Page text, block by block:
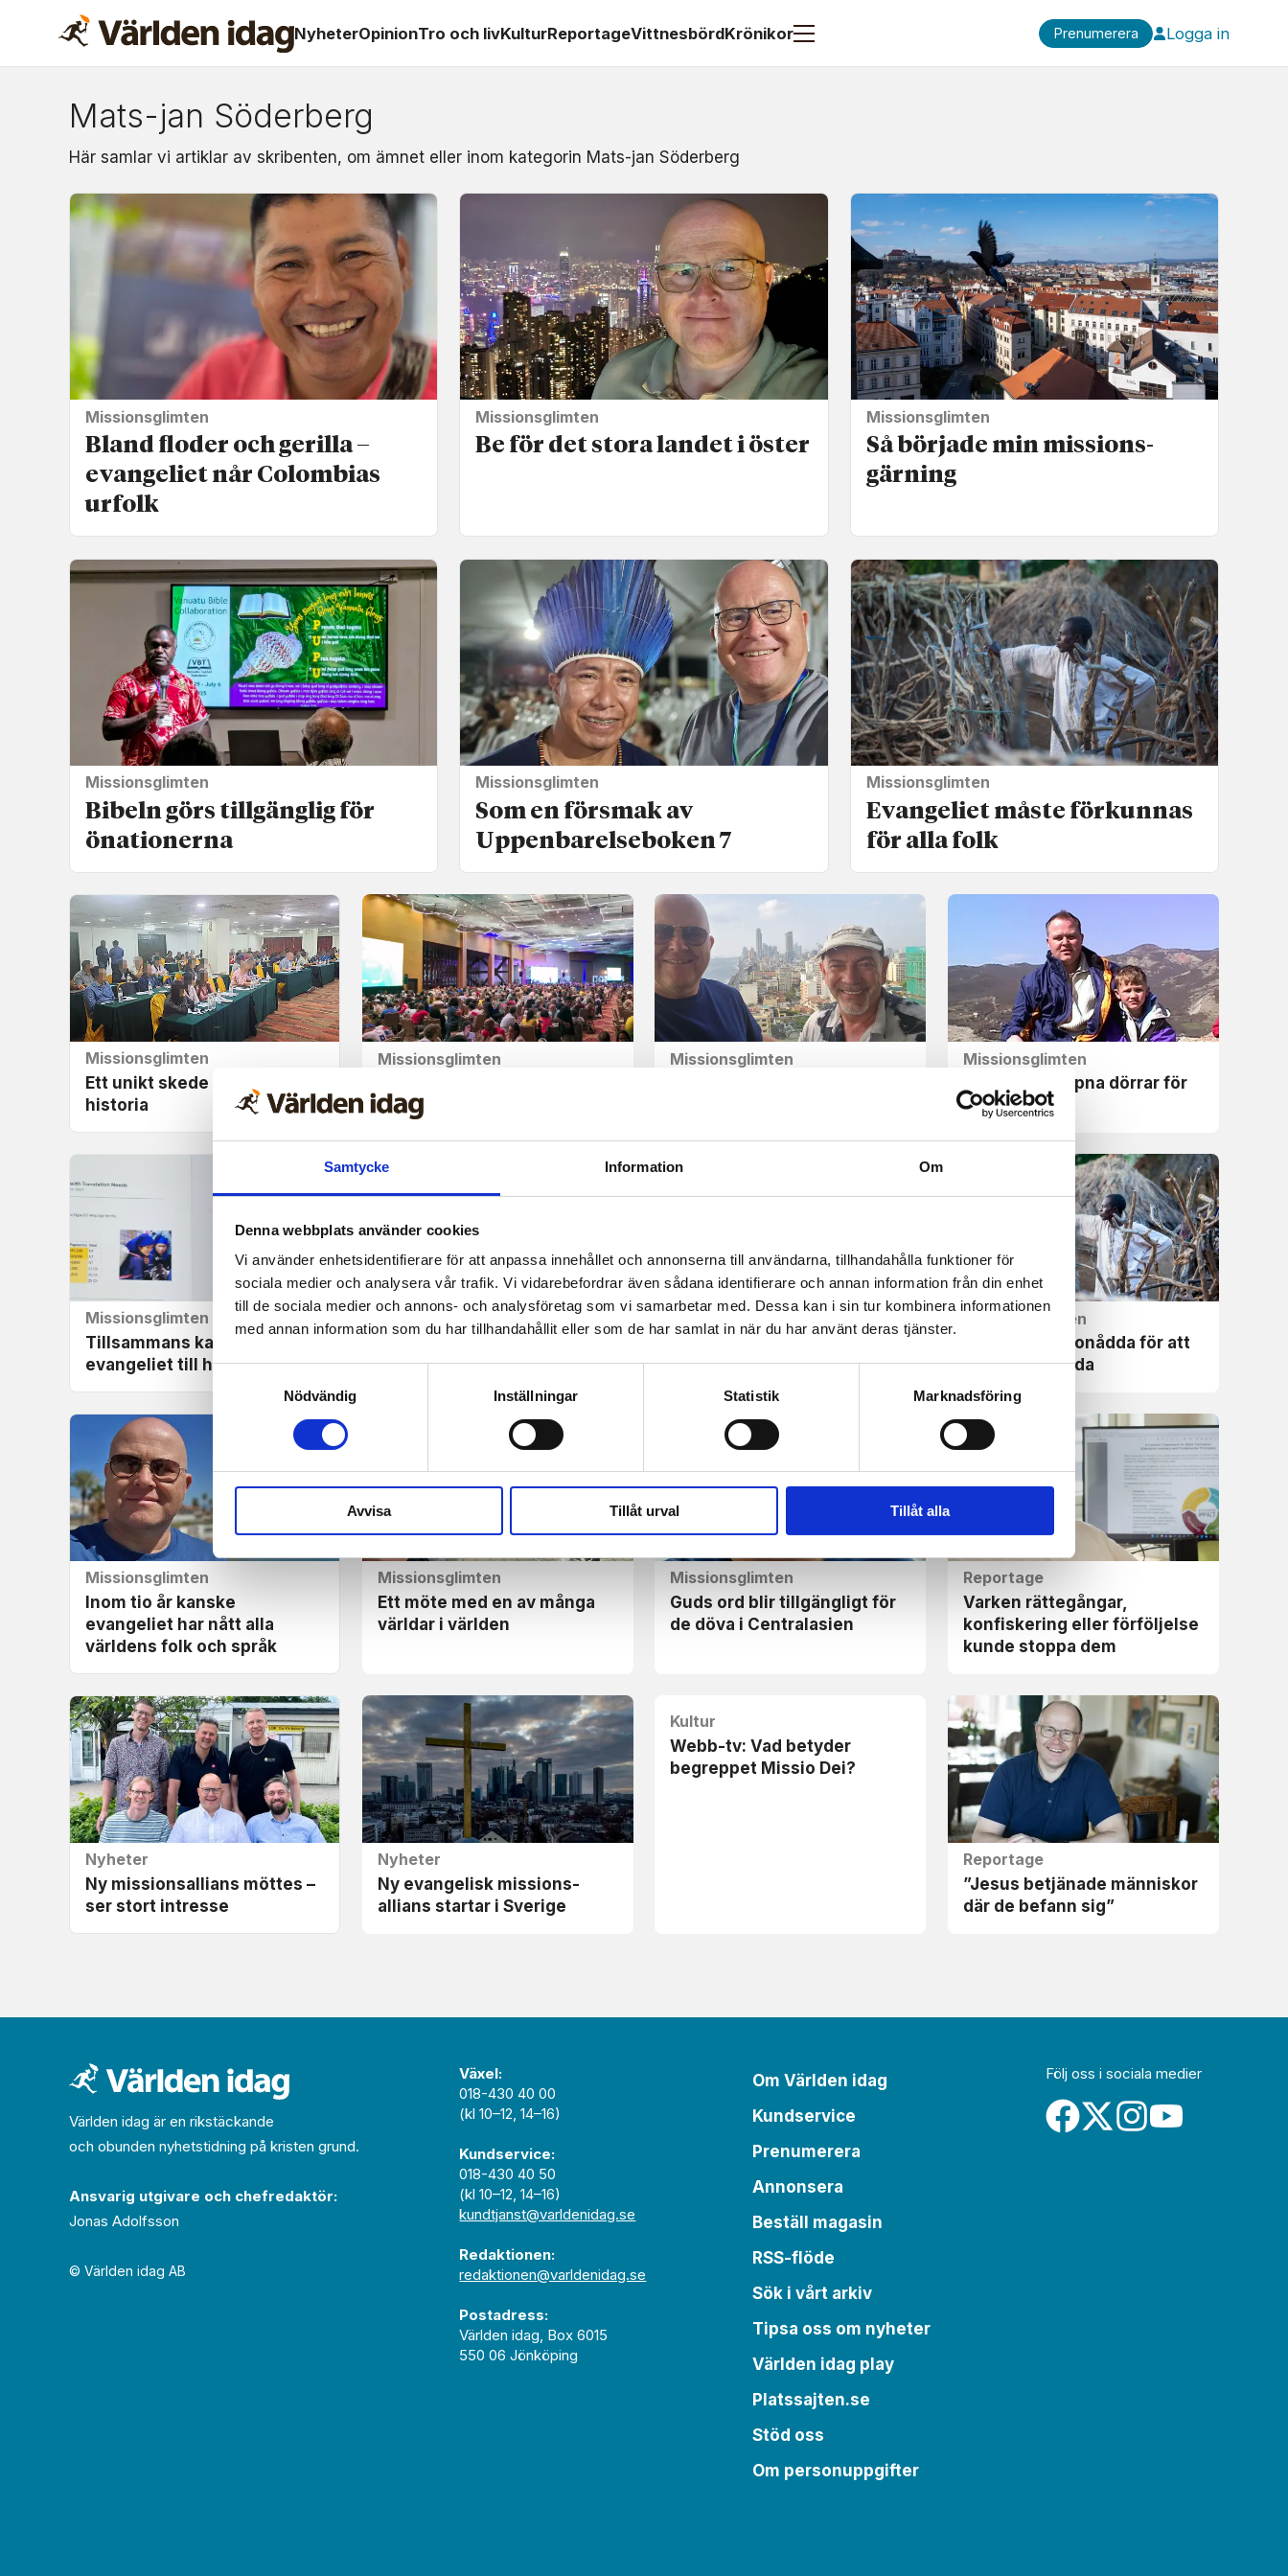
Samtycke Information Om
Denna webbplats använder cookies
Vi använder enhetsidentifierare för att anpassa innehållet och annonserna till användarna, tillhandahålla funktioner för
sociala medier och analysera vår trafik. Vi vidarebefordrar även sådana identifierare och annan information från din enhet
till de sociala medier och annons- och analysföretag som vi samarbetar med. Dessa kan i sin tur kombinera informationen
med annan information som du har tillhandahållit eller som de har samlat in när du har använt deras tjänster.
Nödvändig
Inställningar Statistik Marknadsföring
Avvisa Tillåt urval Tillåt alla
NyheterOpinionTro och livKulturReportageVittnesbördKrönikor Prenumerera Logga in
Om:
mats-
söderberg
Mats-jan Söderberg
Här samlar vi artiklar av skribenten, om ämnet eller inom kategorin Mats-jan Söderberg
Missionsglimten
Bland floder och gerilla –
evangeliet når Colombias
urfolk
Missionsglimten
Be för det stora landet i öster
Missionsglimten
Så började min missions­
gärning
Missionsglimten
Bibeln görs tillgänglig för
önationerna
Missionsglimten
Som en försmak av
Uppenbarelse­boken 7
Missionsglimten
Evangeliet måste förkunnas
för alla folk
Missionsglimten
Ett unikt skede i ett lands
historia
Missionsglimten
brinner i Latinamerika
Missionsglimten
Missionsglimten
Kärlek kan öppna dörrar för
evangeliet
Missionsglimten
Tillsammans kan vi ge
evangeliet till hela världen
bekvämlighet?
ord står kvar
Missionsglimten
De onådda är onådda för att
de är svårnådda
Missionsglimten
Inom tio år kanske
evangeliet har nått alla
världens folk och språk
Missionsglimten
Ett möte med en av många
världar i världen
Missionsglimten
Guds ord blir tillgängligt för
de döva i Centralasien
Reportage
Varken rättegångar,
konfiskering eller förföljelse
kunde stoppa dem
Nyheter
Ny missionsallians möttes –
ser stort intresse
Nyheter
Ny evangelisk missions-
allians startar i Sverige
Kultur
Webb-tv: Vad betyder
begreppet Missio Dei?
Reportage
”Jesus betjänade människor
där de befann sig”
Världen idag är en rikstäckande
och obunden nyhets­­­tidning på kristen grund.
Ansvarig utgivare och chef­redaktör:
Jonas Adolfsson
© Världen idag AB
Växel:
018-430 40 00
(kl 10–12, 14–16)
Kundservice:
018-430 40 50
(kl 10–12, 14–16)
kundtjanst@varldenidag.se
Redaktionen:
redaktionen@varldenidag.se
Postadress:
Världen idag, Box 6015
550 06 Jönköping
Om Världen idag
Kundservice
Prenumerera
Annonsera
Beställ magasin
RSS-flöde
Sök i vårt arkiv
Tipsa oss om nyheter
Världen idag play
Platssajten.se
Stöd oss
Om personuppgifter
Följ oss i sociala medier